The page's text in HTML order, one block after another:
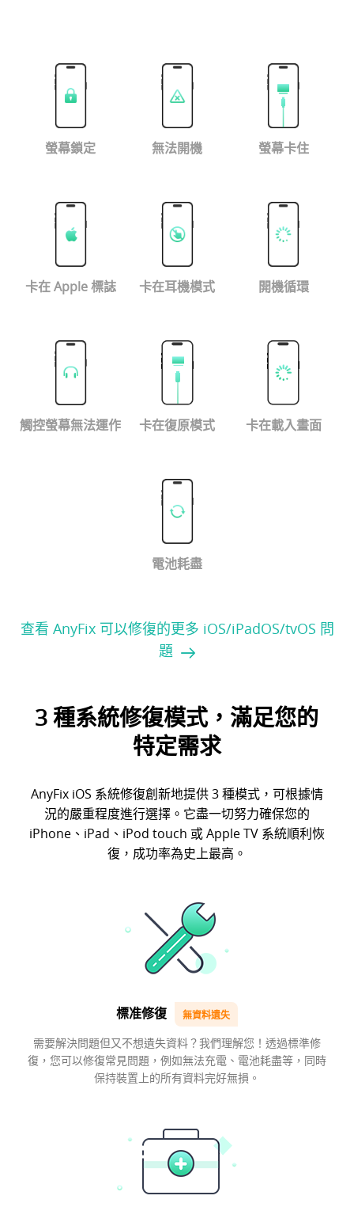
螢幕鎖定 無法開機 螢幕卡住
卡在 Apple 標誌 卡在耳機模式 開機循環
觸控螢幕無法運作 卡在復原模式 卡在載入畫面
電池耗盡
查看 AnyFix 可以修復的更多 iOS/iPadOS/tvOS 問
題
3 種系統修復模式，滿足您的
特定需求
AnyFix iOS 系統修復創新地提供 3 種模式，可根據情
況的嚴重程度進行選擇。它盡一切努力確保您的
iPhone、iPad、iPod touch 或 Apple TV 系統順利恢
復，成功率為史上最高。
標准修復 無資料遺失
需要解決問題但又不想遺失資料？我們理解您！透過標準修
復，您可以修復常見問題，例如無法充電、電池耗盡等，同時
保持裝置上的所有資料完好無損。